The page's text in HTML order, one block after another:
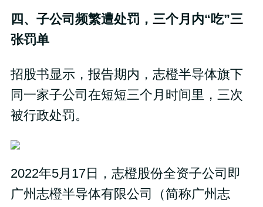
四、 子公司频繁遭处罚， 三个月内“吃”三
张罚单
招股书显示，报告期内，志橙半导体旗下
同一家子公司在短短三个月时间里，三次
被行政处罚。
2022年5月17日，志橙股份全资子公司即
广州志橙半导体有限公司（简称广州志